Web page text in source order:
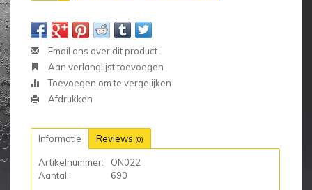
Email ons over dit product
Aan verlanglijst toevoegen
Toevoegen om te vergelijken
Afdrukken
Informatie Reviews (0)
Artikelnummer:
ON022
Aantal:
690